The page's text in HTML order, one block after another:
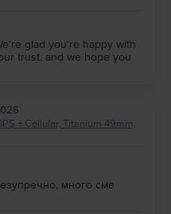
glad you're happy with
trust, and we hope you
+ Cellular, Titanium 49mm,
много сме